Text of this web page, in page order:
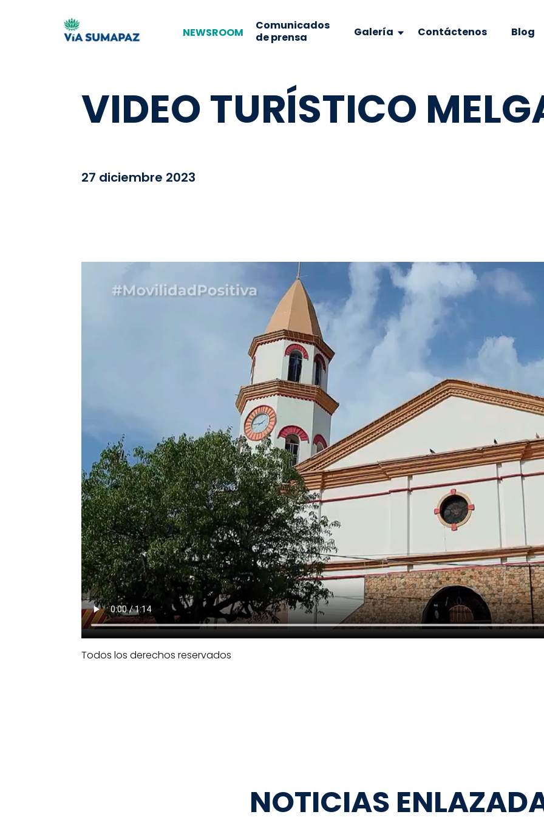
NEWSROOM
Comunicados
de prensa
Galería Contáctenos Blog
VIDEO TURÍSTICO
27 diciembre 2023
Todos los derechos reservados
NOTICIAS